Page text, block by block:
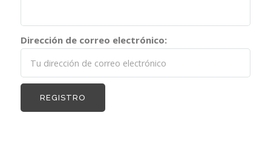
Dirección de correo electrónico: